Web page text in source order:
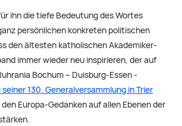
ihn die tiefe Bedeutung des Wortes
persönlichen konkreten politischen
den ältesten katholischen Akademiker-
immer wieder neu inspirieren, der auf
Bochum – Duisburg-Essen -
130. Generalversammlung in Trier
Europa-Gedanken auf allen Ebenen der